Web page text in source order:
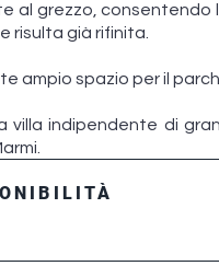
al grezzo,
risulta già rifinita.
ampio spazio per il
villa indipendente di